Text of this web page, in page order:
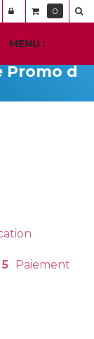
MENU :
Promo du
5 Paiement
0